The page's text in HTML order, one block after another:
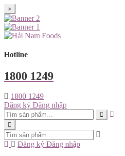
×
Hotline
1800 1249
1800 1249
Đăng ký Đăng nhập
Đăng ký Đăng nhập